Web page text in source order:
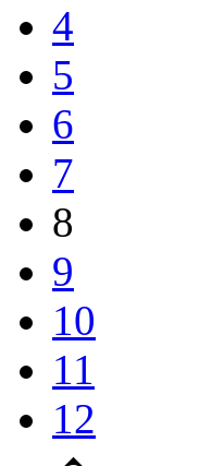
4
5
6
7
8
9
10
11
12